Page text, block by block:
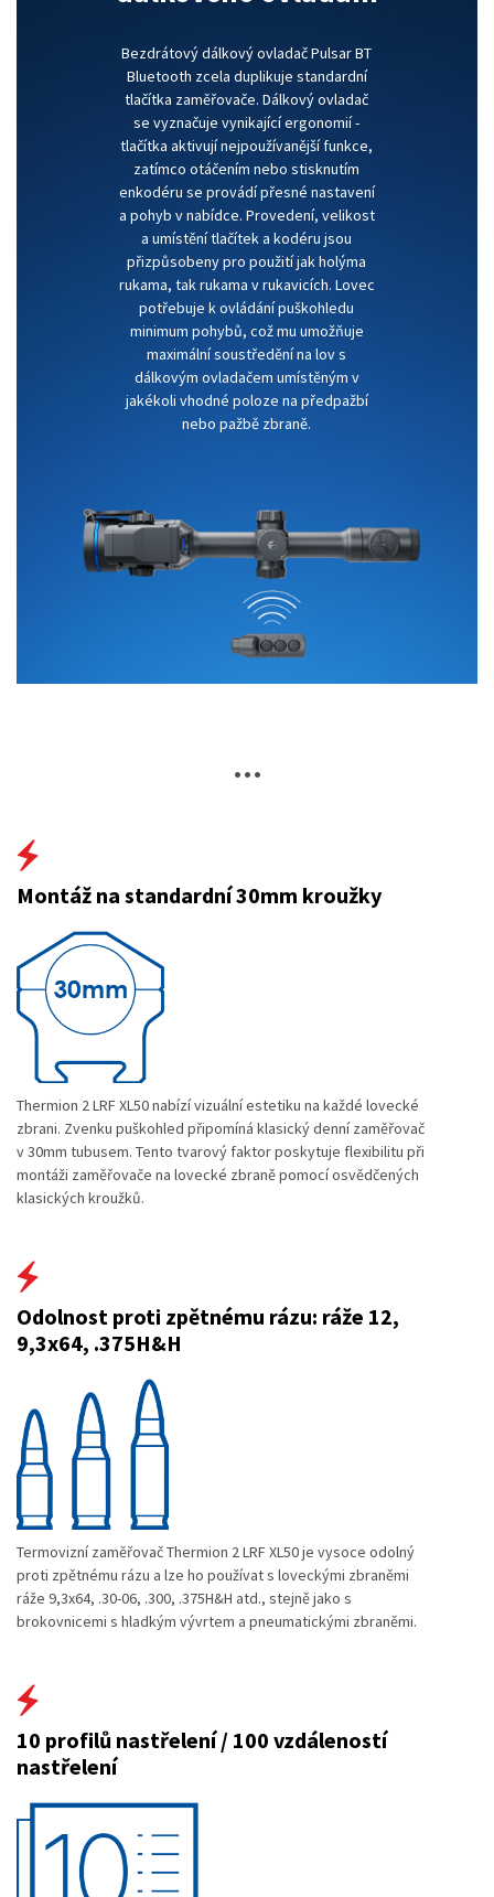
Bezdrátový dálkový ovladač Pulsar BT
Bluetooth zcela duplikuje standardní
tlačítka zaměřovače. Dálkový ovladač
se vyznačuje vynikající ergonomií -
tlačítka aktivují nejpoužívanější funkce,
zatímco otáčením nebo stisknutím
enkodéru se provádí přesné nastavení
a pohyb v nabídce. Provedení, velikost
a umístění tlačítek a kodéru jsou
přizpůsobeny pro použití jak holýma
rukama, tak rukama v rukavicích. Lovec
potřebuje k ovládání puškohledu
minimum pohybů, což mu umožňuje
maximální soustředění na lov s
dálkovým ovladačem umístěným v
jakékoli vhodné poloze na předpažbí
nebo pažbě zbraně.
...
Montáž na standardní 30mm kroužky
Thermion 2 LRF XL50 nabízí vizuální estetiku na každé lovecké
zbrani. Zvenku puškohled připomíná klasický denní zaměřovač
v 30mm tubusem. Tento tvarový faktor poskytuje flexibilitu při
montáži zaměřovače na lovecké zbraně pomocí osvědčených
klasických kroužků.
Odolnost proti zpětnému rázu: ráže 12,
9,3x64, .375H&H
Termovizní zaměřovač Thermion 2 LRF XL50 je vysoce odolný
proti zpětnému rázu a lze ho používat s loveckými zbraněmi
ráže 9,3x64, .30-06, .300, .375H&H atd., stejně jako s
brokovnicemi s hladkým vývrtem a pneumatickými zbraněmi.
10 profilů nastřelení / 100 vzdáleností
nastřelení